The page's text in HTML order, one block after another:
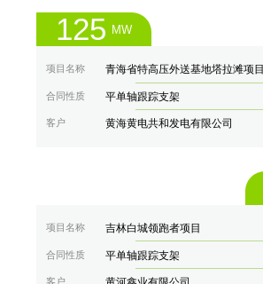
125 MW
项目名称 青海省特高压外送基地塔拉滩项目
合同性质 平单轴跟踪支架
客户 黄海黄电共和发电有限公司
项目名称 吉林白城领跑者项目
合同性质 平单轴跟踪支架
客户